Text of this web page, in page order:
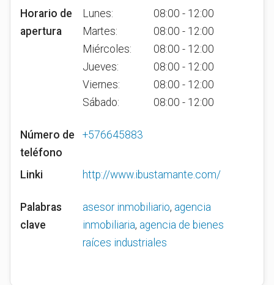
Horario de
apertura
Lunes:
08:00 - 12:00
Martes:
08:00 - 12:00
Miércoles:
08:00 - 12:00
Jueves:
08:00 - 12:00
Viernes:
08:00 - 12:00
Sábado:
08:00 - 12:00
Número de
teléfono
+576645883
Linki http://www.ibustamante.com/
Palabras
clave
asesor inmobiliario, agencia
inmobiliaria, agencia de bienes
raíces industriales